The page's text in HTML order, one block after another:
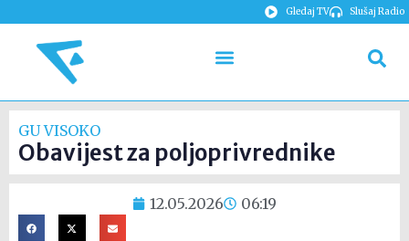
Gledaj TV Slušaj Radio
GU VISOKO
Obavijest za poljoprivrednike
12.05.2026 06:19